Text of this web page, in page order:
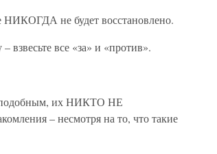
НИКОГДА не будет восстановлено.
все «за» и «против».
подобным, их НИКТО НЕ
– несмотря на то, что такие